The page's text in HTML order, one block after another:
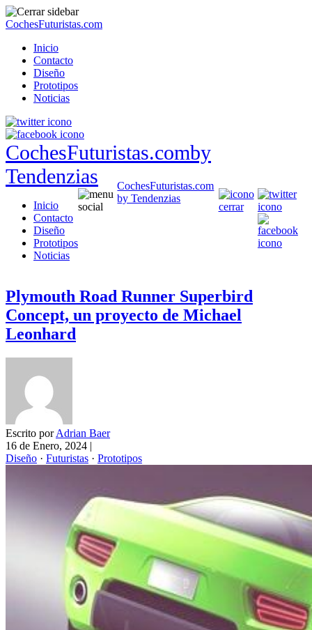
CochesFuturistas.com
Inicio
Contacto
Diseño
Prototipos
Noticias
CochesFuturistas.comby
Tendenzias
Inicio
Contacto
Diseño
Prototipos
Noticias
CochesFuturistas.com
by Tendenzias
Plymouth Road Runner Superbird
Concept, un proyecto de Michael
Leonhard
Escrito porAdrian Baer
16 de Enero, 2024 |
Diseño · Futuristas · Prototipos